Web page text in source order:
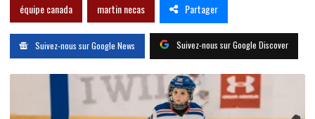
équipe canada martin necas Partager
Suivez-nous sur Google News Suivez-nous sur Google Discover